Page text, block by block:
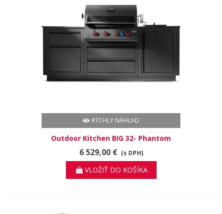
RÝCHLY NÁHĽAD
Outdoor Kitchen BIG 32- Phantom
6 529,00 € (s DPH)
VLOŽIŤ DO KOŠÍKA